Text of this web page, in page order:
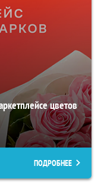
цветов
ПОДРОБНЕЕ